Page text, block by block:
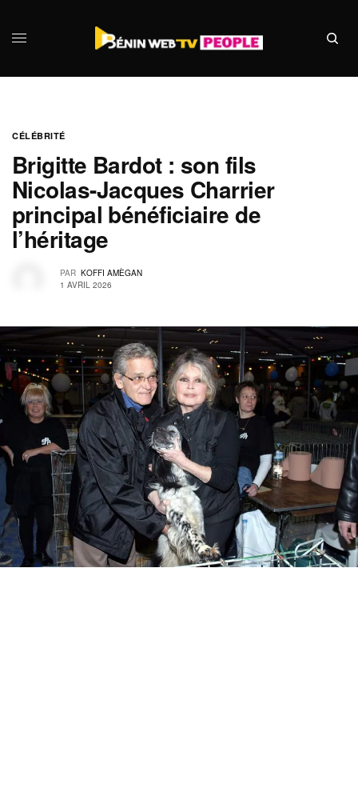
CÉLÉBRITÉ
Brigitte Bardot : son fils
Nicolas-Jacques Charrier
principal bénéficiaire de
l’héritage
PAR KOFFI AMÈGAN
1 AVRIL 2026